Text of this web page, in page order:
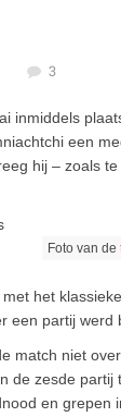
3
inmiddels
een
hij – zoals
Foto van de
het
een partij werd
match niet
de zesde partij
en grepen